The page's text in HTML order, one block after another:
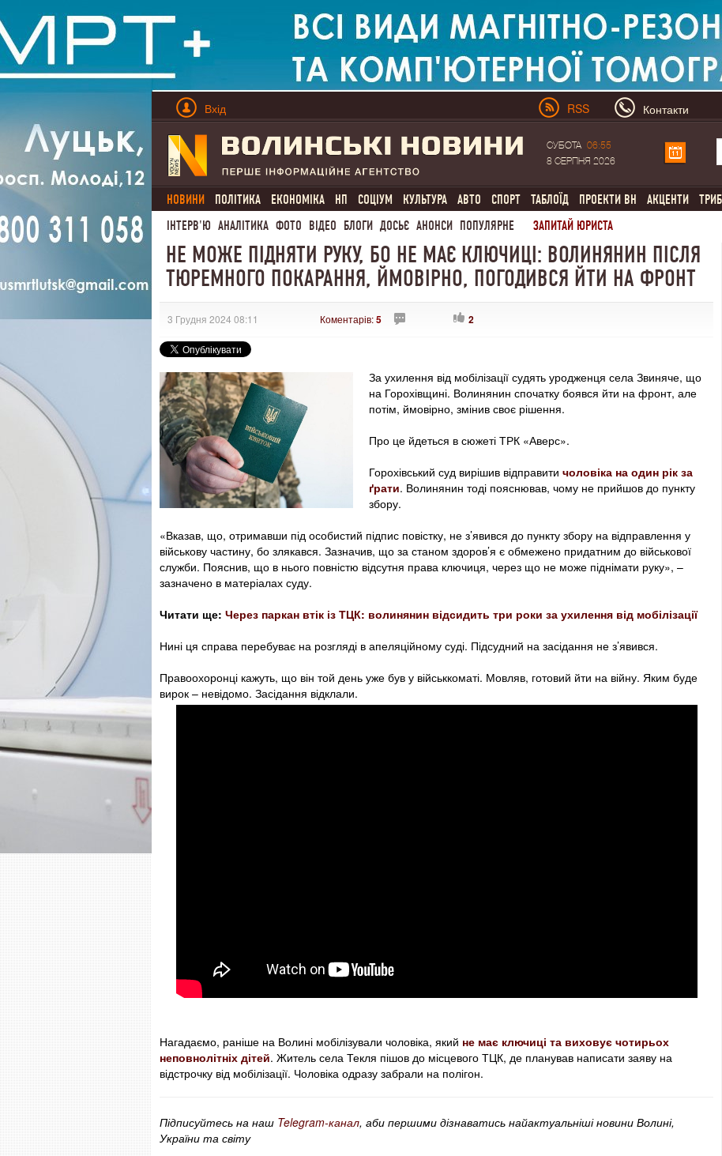
Вхід RSS Контакти
СУБОТА
06:55
8 СЕРПНЯ 2026
НОВИНИ ПОЛІТИКА ЕКОНОМІКА НП СОЦІУМ КУЛЬТУРА АВТО СПОРТ ТАБЛОЇД ПРОЕКТИ ВН АКЦЕНТИ
ІНТЕРВ'Ю АНАЛІТИКА ФОТО ВІДЕО БЛОГИ ДОСЬЄ АНОНСИ ПОПУЛЯРНЕ ЗАПИТАЙ ЮРИСТА
НЕ МОЖЕ ПІДНЯТИ РУКУ, БО НЕ МАЄ КЛЮЧИЦІ: ВОЛИНЯНИН ПІСЛЯ
ТЮРЕМНОГО ПОКАРАННЯ, ЙМОВІРНО, ПОГОДИВСЯ ЙТИ НА ФРОНТ
3 Грудня 2024 08:11 Коментарів:5 2
За ухилення від мобілізації судять уродженця села Звиняче, що
на Горохівщині. Волинянин спочатку боявся йти на фронт, але
потім, ймовірно, змінив своє рішення.
Про це йдеться в сюжеті ТРК «Аверс».
Горохівський суд вирішив відправити чоловіка на один рік за
ґрати. Волинянин тоді пояснював, чому не прийшов до пункту
збору.
«Вказав, що, отримавши під особистий підпис повістку, не з’явився до пункту збору на відправлення у
військову частину, бо злякався. Зазначив, що за станом здоров’я є обмежено придатним до військової
служби. Пояснив, що в нього повністю відсутня права ключиця, через що не може піднімати руку», –
зазначено в матеріалах суду.
Читати ще: Через паркан втік із ТЦК: волинянин відсидить три роки за ухилення від мобілізації
Нині ця справа перебуває на розгляді в апеляційному суді. Підсудний на засідання не з’явився.
Правоохоронці кажуть, що він той день уже був у військкоматі. Мовляв, готовий йти на війну. Яким буде
вирок – невідомо. Засідання відклали.
Нагадаємо, раніше на Волині мобілізували чоловіка, який не має ключиці та виховує чотирьох
неповнолітніх дітей. Житель села Текля пішов до місцевого ТЦК, де планував написати заяву на
відстрочку від мобілізації. Чоловіка одразу забрали на полігон.
Підписуйтесь на наш Telegram-канал, аби першими дізнаватись найактуальніші новини Волині,
України та світу